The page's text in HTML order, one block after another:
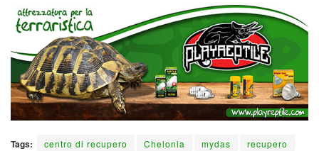
Tags: centro di recupero Chelonia mydas
recupero